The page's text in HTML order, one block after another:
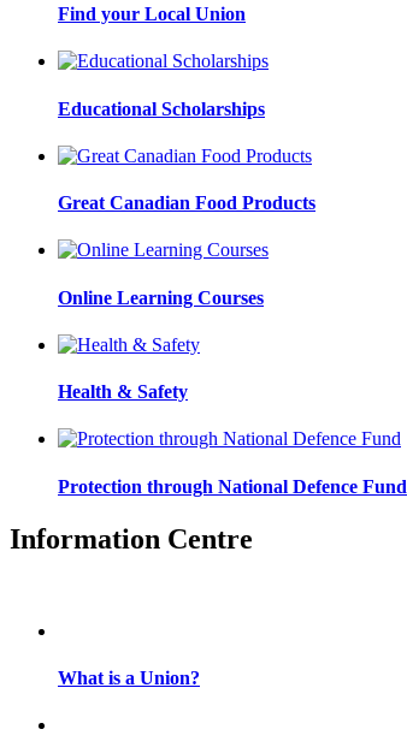
Find your Local Union
Educational Scholarships
Great Canadian Food Products
Online Learning Courses
Health & Safety
Protection through National Defence Fund
Information Centre
What is a Union?